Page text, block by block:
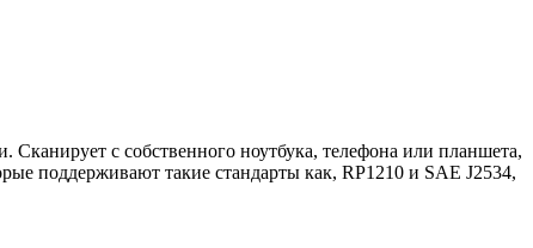
с собственного ноутбука, телефона или планшета,
поддерживают такие стандарты как, RP1210 и SAE J2534,